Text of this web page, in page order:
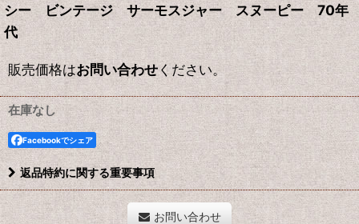
シー ビンテージ サーモスジャー スヌーピー 70年
代
販売価格はお問い合わせください。
在庫なし
Facebookでシェア
返品特約に関する重要事項
お問い合わせ